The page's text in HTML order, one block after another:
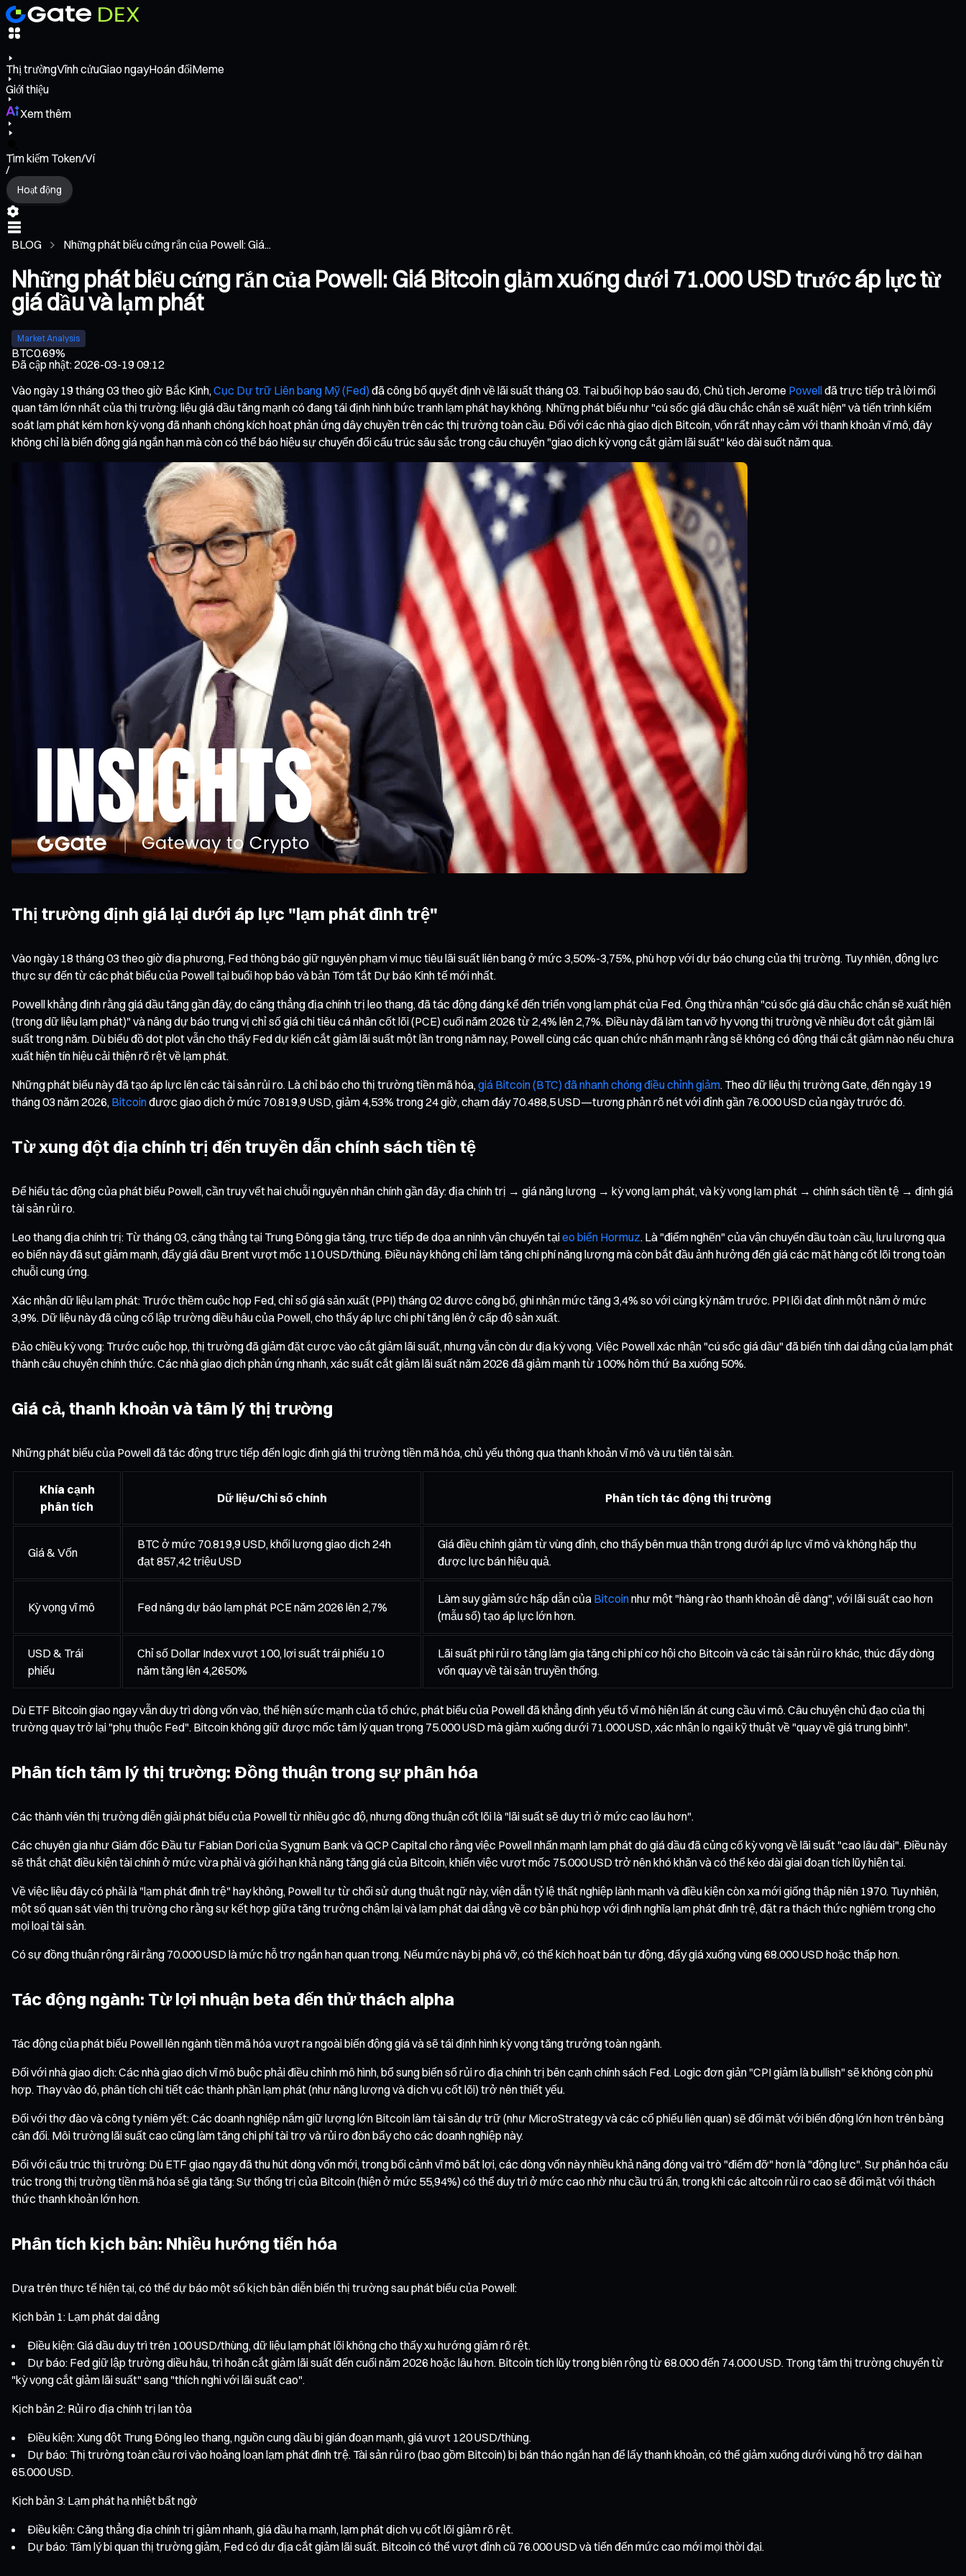
Thị trườngVĩnh cửuGiao ngayHoán đổiMeme
Giới thiệu
Xem thêm
Tìm kiếm Token/Ví
/
Hoạt động
BLOG Những phát biểu cứng rắn của Powell: Giá...
Những phát biểu cứng rắn của Powell: Giá Bitcoin giảm xuống dưới 71.000 USD trước áp lực từ
giá dầu và lạm phát
Market Analysis
BTC0.69%
Đã cập nhật:2026-03-19 09:12
Vào ngày 19 tháng 03 theo giờ Bắc Kinh, Cục Dự trữ Liên bang Mỹ (Fed)đã công bố quyết định về lãi suất tháng 03. Tại buổi họp báo sau đó, Chủ tịch Jerome Powellđã trực tiếp trả lời mối
quan tâm lớn nhất của thị trường: liệu giá dầu tăng mạnh có đang tái định hình bức tranh lạm phát hay không. Những phát biểu như "cú sốc giá dầu chắc chắn sẽ xuất hiện" và tiến trình kiểm
soát lạm phát kém hơn kỳ vọng đã nhanh chóng kích hoạt phản ứng dây chuyền trên các thị trường toàn cầu. Đối với các nhà giao dịch Bitcoin, vốn rất nhạy cảm với thanh khoản vĩ mô, đây
không chỉ là biến động giá ngắn hạn mà còn có thể báo hiệu sự chuyển đổi cấu trúc sâu sắc trong câu chuyện "giao dịch kỳ vọng cắt giảm lãi suất" kéo dài suốt năm qua.
Thị trường định giá lại dưới áp lực "lạm phát đình trệ"
Vào ngày 18 tháng 03 theo giờ địa phương, Fed thông báo giữ nguyên phạm vi mục tiêu lãi suất liên bang ở mức 3,50%-3,75%, phù hợp với dự báo chung của thị trường. Tuy nhiên, động lực
thực sự đến từ các phát biểu của Powell tại buổi họp báo và bản Tóm tắt Dự báo Kinh tế mới nhất.
Powell khẳng định rằng giá dầu tăng gần đây, do căng thẳng địa chính trị leo thang, đã tác động đáng kể đến triển vọng lạm phát của Fed. Ông thừa nhận "cú sốc giá dầu chắc chắn sẽ xuất hiện
(trong dữ liệu lạm phát)" và nâng dự báo trung vị chỉ số giá chi tiêu cá nhân cốt lõi (PCE) cuối năm 2026 từ 2,4% lên 2,7%. Điều này đã làm tan vỡ hy vọng thị trường về nhiều đợt cắt giảm lãi
suất trong năm. Dù biểu đồ dot plot vẫn cho thấy Fed dự kiến cắt giảm lãi suất một lần trong năm nay, Powell cùng các quan chức nhấn mạnh rằng sẽ không có động thái cắt giảm nào nếu chưa
xuất hiện tín hiệu cải thiện rõ rệt về lạm phát.
Những phát biểu này đã tạo áp lực lên các tài sản rủi ro. Là chỉ báo cho thị trường tiền mã hóa, giá Bitcoin (BTC) đã nhanh chóng điều chỉnh giảm. Theo dữ liệu thị trường Gate, đến ngày 19
tháng 03 năm 2026, Bitcoinđược giao dịch ở mức 70.819,9 USD, giảm 4,53% trong 24 giờ, chạm đáy 70.488,5 USD—tương phản rõ nét với đỉnh gần 76.000 USD của ngày trước đó.
Từ xung đột địa chính trị đến truyền dẫn chính sách tiền tệ
Để hiểu tác động của phát biểu Powell, cần truy vết hai chuỗi nguyên nhân chính gần đây: địa chính trị → giá năng lượng → kỳ vọng lạm phát, và kỳ vọng lạm phát → chính sách tiền tệ → định giá
tài sản rủi ro.
Leo thang địa chính trị: Từ tháng 03, căng thẳng tại Trung Đông gia tăng, trực tiếp đe dọa an ninh vận chuyển tạieo biển Hormuz. Là "điểm nghẽn" của vận chuyển dầu toàn cầu, lưu lượng qua
eo biển này đã sụt giảm mạnh, đẩy giá dầu Brent vượt mốc 110 USD/thùng. Điều này không chỉ làm tăng chi phí năng lượng mà còn bắt đầu ảnh hưởng đến giá các mặt hàng cốt lõi trong toàn
chuỗi cung ứng.
Xác nhận dữ liệu lạm phát: Trước thềm cuộc họp Fed, chỉ số giá sản xuất (PPI) tháng 02 được công bố, ghi nhận mức tăng 3,4% so với cùng kỳ năm trước. PPI lõi đạt đỉnh một năm ở mức
3,9%. Dữ liệu này đã củng cố lập trường diều hâu của Powell, cho thấy áp lực chi phí tăng lên ở cấp độ sản xuất.
Đảo chiều kỳ vọng: Trước cuộc họp, thị trường đã giảm đặt cược vào cắt giảm lãi suất, nhưng vẫn còn dư địa kỳ vọng. Việc Powell xác nhận "cú sốc giá dầu" đã biến tính dai dẳng của lạm phát
thành câu chuyện chính thức. Các nhà giao dịch phản ứng nhanh, xác suất cắt giảm lãi suất năm 2026 đã giảm mạnh từ 100% hôm thứ Ba xuống 50%.
Giá cả, thanh khoản và tâm lý thị trường
Những phát biểu của Powell đã tác động trực tiếp đến logic định giá thị trường tiền mã hóa, chủ yếu thông qua thanh khoản vĩ mô và ưu tiên tài sản.
Khía cạnh
phân tích
Dữ liệu/Chỉ số chính Phân tích tác động thị trường
Giá & Vốn
BTC ở mức 70.819,9 USD, khối lượng giao dịch 24h
đạt 857,42 triệu USD
Giá điều chỉnh giảm từ vùng đỉnh, cho thấy bên mua thận trọng dưới áp lực vĩ mô và không hấp thụ
được lực bán hiệu quả.
Kỳ vọng vĩ mô Fed nâng dự báo lạm phát PCE năm 2026 lên 2,7%
Làm suy giảm sức hấp dẫn của Bitcoinnhư một "hàng rào thanh khoản dễ dàng", với lãi suất cao hơn
(mẫu số) tạo áp lực lớn hơn.
USD & Trái
phiếu
Chỉ số Dollar Index vượt 100, lợi suất trái phiếu 10
năm tăng lên 4,2650%
Lãi suất phi rủi ro tăng làm gia tăng chi phí cơ hội cho Bitcoin và các tài sản rủi ro khác, thúc đẩy dòng
vốn quay về tài sản truyền thống.
Dù ETF Bitcoin giao ngay vẫn duy trì dòng vốn vào, thể hiện sức mạnh của tổ chức, phát biểu của Powell đã khẳng định yếu tố vĩ mô hiện lấn át cung cầu vi mô. Câu chuyện chủ đạo của thị
trường quay trở lại "phụ thuộc Fed". Bitcoin không giữ được mốc tâm lý quan trọng 75.000 USD mà giảm xuống dưới 71.000 USD, xác nhận lo ngại kỹ thuật về "quay về giá trung bình".
Phân tích tâm lý thị trường: Đồng thuận trong sự phân hóa
Các thành viên thị trường diễn giải phát biểu của Powell từ nhiều góc độ, nhưng đồng thuận cốt lõi là "lãi suất sẽ duy trì ở mức cao lâu hơn".
Các chuyên gia như Giám đốc Đầu tư Fabian Dori của Sygnum Bank và QCP Capital cho rằng việc Powell nhấn mạnh lạm phát do giá dầu đã củng cố kỳ vọng về lãi suất "cao lâu dài". Điều này
sẽ thắt chặt điều kiện tài chính ở mức vừa phải và giới hạn khả năng tăng giá của Bitcoin, khiến việc vượt mốc 75.000 USD trở nên khó khăn và có thể kéo dài giai đoạn tích lũy hiện tại.
Về việc liệu đây có phải là "lạm phát đình trệ" hay không, Powell tự từ chối sử dụng thuật ngữ này, viện dẫn tỷ lệ thất nghiệp lành mạnh và điều kiện còn xa mới giống thập niên 1970. Tuy nhiên,
một số quan sát viên thị trường cho rằng sự kết hợp giữa tăng trưởng chậm lại và lạm phát dai dẳng về cơ bản phù hợp với định nghĩa lạm phát đình trệ, đặt ra thách thức nghiêm trọng cho
mọi loại tài sản.
Có sự đồng thuận rộng rãi rằng 70.000 USD là mức hỗ trợ ngắn hạn quan trọng. Nếu mức này bị phá vỡ, có thể kích hoạt bán tự động, đẩy giá xuống vùng 68.000 USD hoặc thấp hơn.
Tác động ngành: Từ lợi nhuận beta đến thử thách alpha
Tác động của phát biểu Powell lên ngành tiền mã hóa vượt ra ngoài biến động giá và sẽ tái định hình kỳ vọng tăng trưởng toàn ngành.
Đối với nhà giao dịch: Các nhà giao dịch vĩ mô buộc phải điều chỉnh mô hình, bổ sung biến số rủi ro địa chính trị bên cạnh chính sách Fed. Logic đơn giản "CPI giảm là bullish" sẽ không còn phù
hợp. Thay vào đó, phân tích chi tiết các thành phần lạm phát (như năng lượng và dịch vụ cốt lõi) trở nên thiết yếu.
Đối với thợ đào và công ty niêm yết: Các doanh nghiệp nắm giữ lượng lớn Bitcoin làm tài sản dự trữ (như MicroStrategy và các cổ phiếu liên quan) sẽ đối mặt với biến động lớn hơn trên bảng
cân đối. Môi trường lãi suất cao cũng làm tăng chi phí tài trợ và rủi ro đòn bẩy cho các doanh nghiệp này.
Đối với cấu trúc thị trường: Dù ETF giao ngay đã thu hút dòng vốn mới, trong bối cảnh vĩ mô bất lợi, các dòng vốn này nhiều khả năng đóng vai trò "điểm đỡ" hơn là "động lực". Sự phân hóa cấu
trúc trong thị trường tiền mã hóa sẽ gia tăng: Sự thống trị của Bitcoin (hiện ở mức 55,94%) có thể duy trì ở mức cao nhờ nhu cầu trú ẩn, trong khi các altcoin rủi ro cao sẽ đối mặt với thách
thức thanh khoản lớn hơn.
Phân tích kịch bản: Nhiều hướng tiến hóa
Dựa trên thực tế hiện tại, có thể dự báo một số kịch bản diễn biến thị trường sau phát biểu của Powell:
Kịch bản 1: Lạm phát dai dẳng
Điều kiện: Giá dầu duy trì trên 100 USD/thùng, dữ liệu lạm phát lõi không cho thấy xu hướng giảm rõ rệt.
Dự báo: Fed giữ lập trường diều hâu, trì hoãn cắt giảm lãi suất đến cuối năm 2026 hoặc lâu hơn. Bitcoin tích lũy trong biên rộng từ 68.000 đến 74.000 USD. Trọng tâm thị trường chuyển từ
"kỳ vọng cắt giảm lãi suất" sang "thích nghi với lãi suất cao".
Kịch bản 2: Rủi ro địa chính trị lan tỏa
Điều kiện: Xung đột Trung Đông leo thang, nguồn cung dầu bị gián đoạn mạnh, giá vượt 120 USD/thùng.
Dự báo: Thị trường toàn cầu rơi vào hoảng loạn lạm phát đình trệ. Tài sản rủi ro (bao gồm Bitcoin) bị bán tháo ngắn hạn để lấy thanh khoản, có thể giảm xuống dưới vùng hỗ trợ dài hạn
65.000 USD.
Kịch bản 3: Lạm phát hạ nhiệt bất ngờ
Điều kiện: Căng thẳng địa chính trị giảm nhanh, giá dầu hạ mạnh, lạm phát dịch vụ cốt lõi giảm rõ rệt.
Dự báo: Tâm lý bi quan thị trường giảm, Fed có dư địa cắt giảm lãi suất. Bitcoin có thể vượt đỉnh cũ 76.000 USD và tiến đến mức cao mới mọi thời đại.